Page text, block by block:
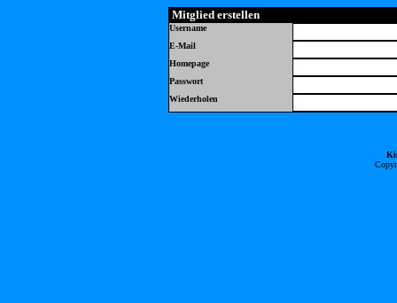
Mitglied erstellen
Username
E-Mail
Homepage
Passwort
Wiederholen